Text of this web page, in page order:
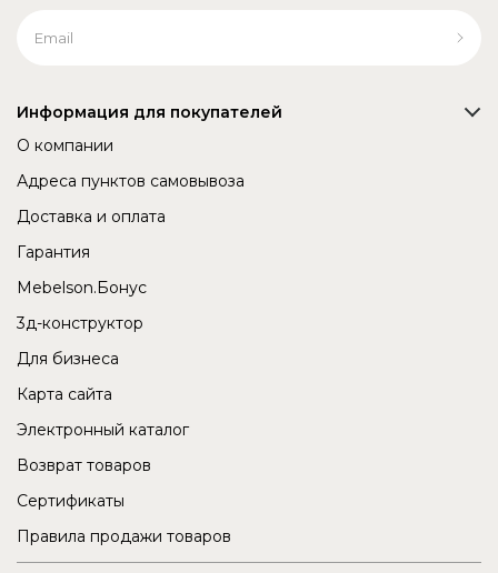
Информация для покупателей
О компании
Адреса пунктов самовывоза
Доставка и оплата
Гарантия
Mebelson.Бонус
3д-конструктор
Для бизнеса
Карта сайта
Электронный каталог
Возврат товаров
Сертификаты
Правила продажи товаров